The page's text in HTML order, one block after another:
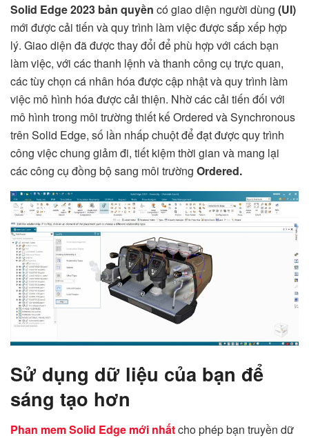
Solid Edge 2023 bản quyền có giao diện người dùng (UI)
mới được cải tiến và quy trình làm việc được sắp xếp hợp
lý. Giao diện đã được thay đổi để phù hợp với cách bạn
làm việc, với các thanh lệnh và thanh công cụ trực quan,
các tùy chọn cá nhân hóa được cập nhật và quy trình làm
việc mô hình hóa được cải thiện. Nhờ các cải tiến đối với
mô hình trong môi trường thiết kế Ordered và Synchronous
trên Solid Edge, số lần nhấp chuột để đạt được quy trình
công việc chung giảm đi, tiết kiệm thời gian và mang lại
các công cụ đồng bộ sang môi trường Ordered.
Sử dụng dữ liệu của bạn để
sáng tạo hơn
Phan mem Solid Edge mới nhấtcho phép bạn truyền dữ